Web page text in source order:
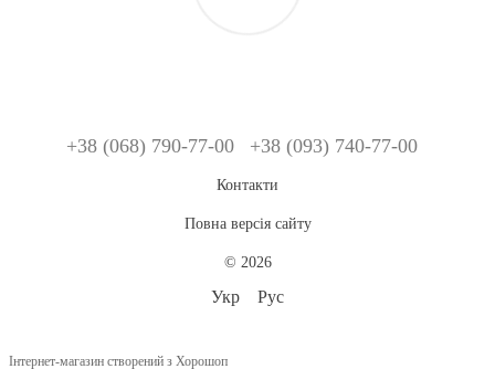
+38 (068) 790-77-00 +38 (093) 740-77-00
Контакти
Повна версія сайту
© 2026
Укр Рус
Інтернет-магазин створений з Хорошоп